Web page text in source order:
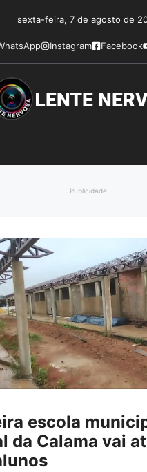
sexta-feira, 7 de agosto de
Instagram Facebook
Publicidade
escola
da Calama vai